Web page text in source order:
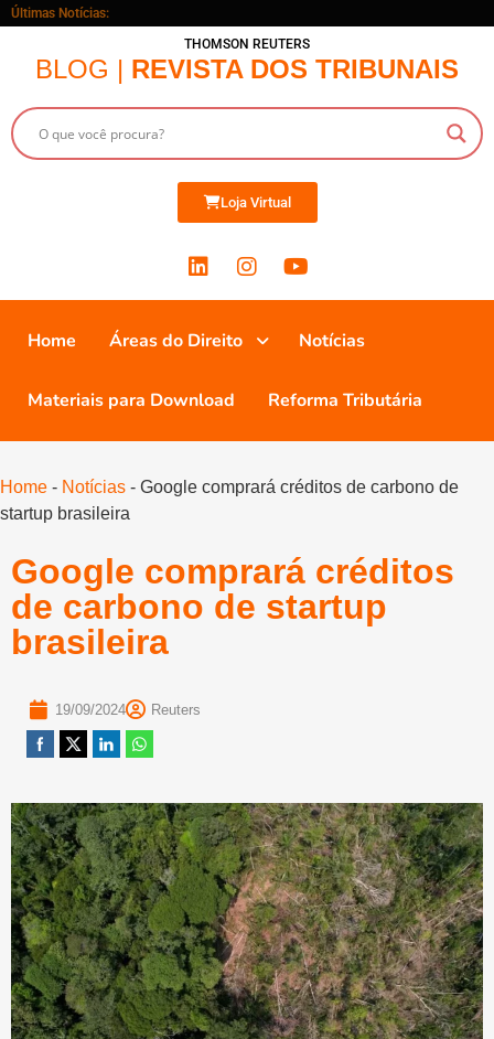
Últimas Notícias:
THOMSON REUTERS
BLOG | REVISTA DOS TRIBUNAIS
Loja Virtual
Home Áreas do Direito Notícias
Materiais para Download Reforma Tributária
Home - Notícias - Google comprará créditos de carbono de
startup brasileira
Google comprará créditos
de carbono de startup
brasileira
19/09/2024 Reuters